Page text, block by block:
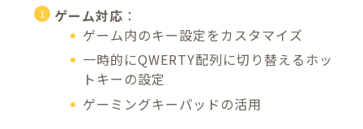
ゲーム対応 ：
ゲーム内のキー設定をカスタマイズ
一時的にQWERTY配列に切り替えるホッ
トキーの設定
ゲーミングキーパッドの活用